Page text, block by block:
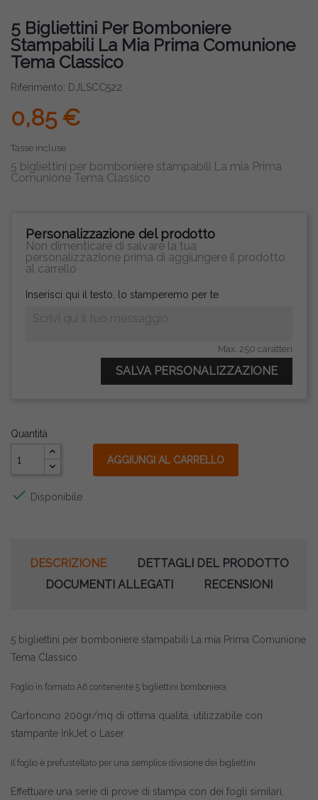
5 Bigliettini Per Bomboniere
Stampabili La Mia Prima Comunione
Tema Classico
Riferimento: DJLSCC522
0,85 €
Tasse incluse
5 bigliettini per bomboniere stampabili La mia Prima
Comunione Tema Classico
Personalizzazione del prodotto
Non dimenticare di salvare la tua
personalizzazione prima di aggiungere il prodotto
al carrello
Inserisci qui il testo, lo stamperemo per te
Max. 250 caratteri
SALVA PERSONALIZZAZIONE
Quantità
AGGIUNGI AL CARRELLO
 Disponibile
DESCRIZIONE
DETTAGLI DEL PRODOTTO
DOCUMENTI ALLEGATI
RECENSIONI
5 bigliettini per bomboniere stampabili La mia Prima Comunione
Tema Classico
Foglio in formato A6 contenente 5 bigliettini bomboniera
Cartoncino 200gr/mq di ottima qualità, utilizzabile con
stampante InkJet o Laser
Il foglio è prefustellato per una semplice divisione dei bigliettini
Effettuare una serie di prove di stampa con dei fogli similari,